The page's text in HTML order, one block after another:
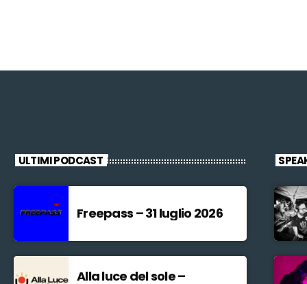
ULTIMI PODCAST
Freepass – 31 luglio 2026
Alla luce del sole –